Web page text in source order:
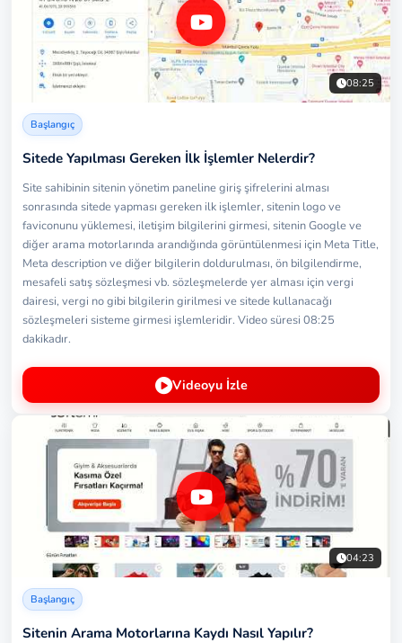
08:25
Başlangıç
Sitede Yapılması Gereken İlk İşlemler Nelerdir?
Site sahibinin sitenin yönetim paneline giriş şifrelerini alması
sonrasında sitede yapması gereken ilk işlemler, sitenin logo ve
faviconunu yüklemesi, iletişim bilgilerini girmesi, sitenin Google ve
diğer arama motorlarında arandığında görüntülenmesi için Meta Title,
Meta description ve diğer bilgilerin doldurulması, ön bilgilendirme,
mesafeli satış sözleşmesi vb. sözleşmelerde yer alması için vergi
dairesi, vergi no gibi bilgilerin girilmesi ve sitede kullanacağı
sözleşmeleri sisteme girmesi işlemleridir. Video süresi 08:25
dakikadır.
Videoyu İzle
04:23
Başlangıç
Sitenin Arama Motorlarına Kaydı Nasıl Yapılır?